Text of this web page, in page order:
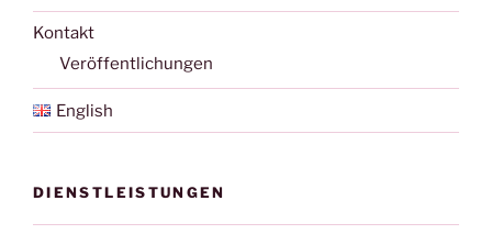
Kontakt
Veröffentlichungen
English
DIENSTLEISTUNGEN